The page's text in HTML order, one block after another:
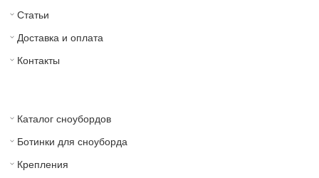
Статьи
Доставка и оплата
Контакты
Каталог сноубордов
Ботинки для сноуборда
Крепления